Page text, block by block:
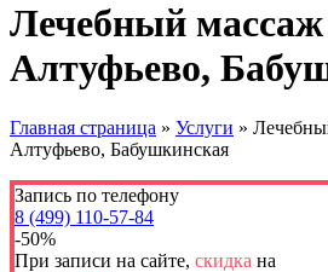
Лечебный
Алтуфьево,
Главная страница » Услуги »
Алтуфьево, Бабушкинская
Запись по телефону
8 (499) 110-57-84
-50%
При записи на сайте, скидка на